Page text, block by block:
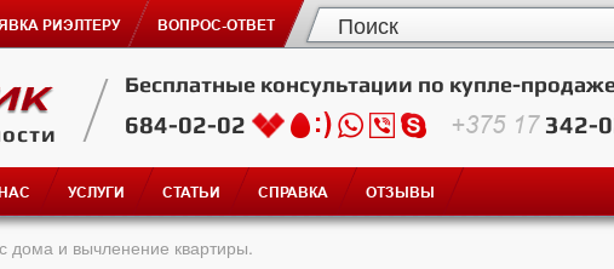
РИЭЛТЕРУ ВОПРОС-ОТВЕТ
Бесплатные консультации по купле-
684-02-02 +375 17342-
УСЛУГИ СТАТЬИ СПРАВКА ОТЗЫВЫ
дома и вычленение квартиры.